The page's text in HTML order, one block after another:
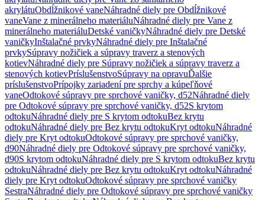
akrylátuObdĺžnikové vaneNáhradné diely pre Obdĺžnikové
vaneVane z minerálneho materiáluNáhradné diely pre Vane z
minerálneho materiáluDetské vaničkyNáhradné diely pre Detské
vaničkyInštalačné prvkyNáhradné diely pre Inštalačné
prvkySúpravy nožičiek a súpravy traverz a stenových
kotievNáhradné diely pre Súpravy nožičiek a súpravy traverz a
stenových kotievPríslušenstvoSúpravy na opravuĎalšie
príslušenstvoPrípojky zariadení pre sprchy a kúpeľňové
vaneOdtokové súpravy pre sprchové vaničky, d52Náhradné diely
pre Odtokové súpravy pre sprchové vaničky, d52S krytom
odtokuNáhradné diely pre S krytom odtokuBez krytu
odtokuNáhradné diely pre Bez krytu odtokuKryt odtokuNáhradné
diely pre Kryt odtokuOdtokové súpravy pre sprchové vaničky,
d90Náhradné diely pre Odtokové súpravy pre sprchové vaničky,
d90S krytom odtokuNáhradné diely pre S krytom odtokuBez krytu
odtokuNáhradné diely pre Bez krytu odtokuKryt odtokuNáhradné
diely pre Kryt odtokuOdtokové súpravy pre sprchové vaničky
SestraNáhradné diely pre Odtokové súpravy pre sprchové vaničky